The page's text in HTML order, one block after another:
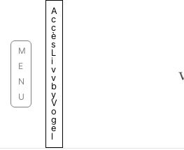
M
E
N
U
A
c
c
è
s
L
i
v
v
b
y
V
o
g
e
l